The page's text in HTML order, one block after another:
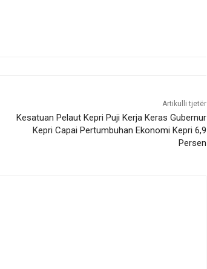
Artikulli tjetër
Kesatuan Pelaut Kepri Puji Kerja Keras Gubernur
Kepri Capai Pertumbuhan Ekonomi Kepri 6,9
Persen